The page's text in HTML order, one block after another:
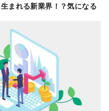
まれる新業界！？気になる